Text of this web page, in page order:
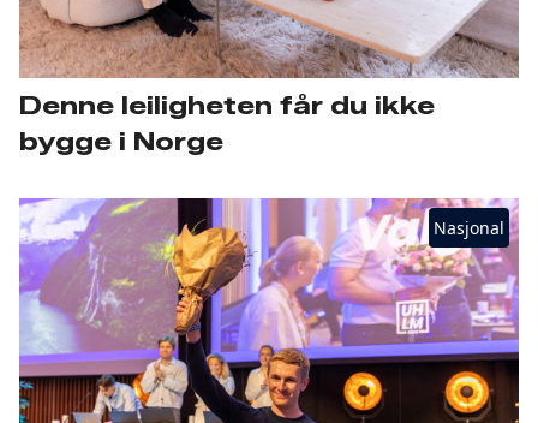
Denne leiligheten får du ikke
bygge i Norge
Nasjonal